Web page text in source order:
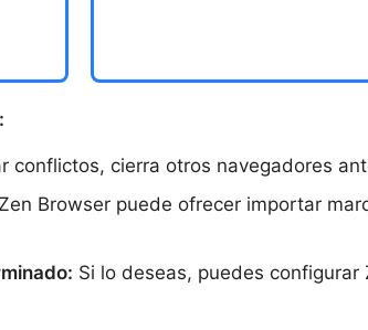
conflictos, cierra otros navegadores
Zen Browser puede ofrecer importar
Si lo deseas, puedes